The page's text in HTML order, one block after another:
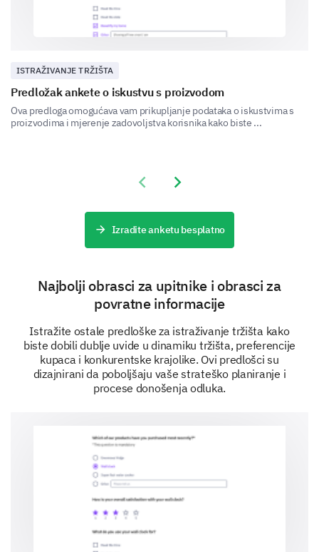
Zasićenje tržišta
Tehnološke promjene
Ostalo (molimo navedite)
U kojoj mjeri se slažete s navedenim izjavama o
Naša organizacija se bori s prilagodbom na
Konkurencija je velika prepreka našem rastu.
Usklađenost s propisima predstavlja značajan izazov.
Očekivanja kupaca su drastično evoluirala u
ISTRAŽIVANJE TRŽIŠTA
Predložak ankete o iskustvu s proizvodom
Ova predloga omogućava vam prikupljanje podataka o iskustvima s
proizvodima i mjerenje zadovoljstva korisnika kako biste ...
Previous slide
Next slide
Izradite anketu besplatno
Najbolji obrasci za upitnike i obrasci za
povratne informacije
Istražite ostale predloške za istraživanje tržišta kako
biste dobili dublje uvide u dinamiku tržišta, preferencije
kupaca i konkurentske krajolike. Ovi predlošci su
dizajnirani da poboljšaju vaše strateško planiranje i
procese donošenja odluka.